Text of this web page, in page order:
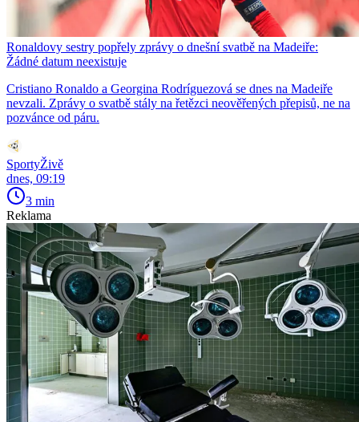
Ronaldovy sestry popřely zprávy o dnešní svatbě na Madeiře:
Žádné datum neexistuje
Cristiano Ronaldo a Georgina Rodríguezová se dnes na Madeiře
nevzali. Zprávy o svatbě stály na řetězci neověřených přepisů, ne na
pozvánce od páru.
SportyŽivě
dnes, 09:19
3 min
Reklama